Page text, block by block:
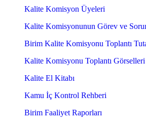
Kalite Komisyon Üyeleri
Kalite Komisyonunun Görev ve
Birim Kalite Komisyonu Toplantı
Kalite Komisyonu Toplantı Görselleri
Kalite El Kitabı
Kamu İç Kontrol Rehberi
Birim Faaliyet Raporları